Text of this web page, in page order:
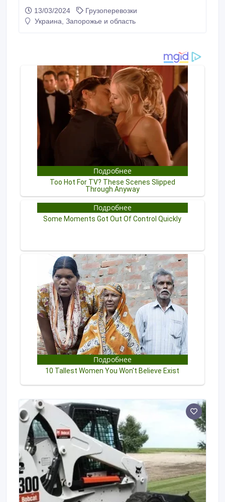
м. + услуги проф. грузчиков. Экспедиционные и
диспетчерские услуги. Мы предоставляем
13/03/2024
Грузоперевозки
Украина, Запорожье и область